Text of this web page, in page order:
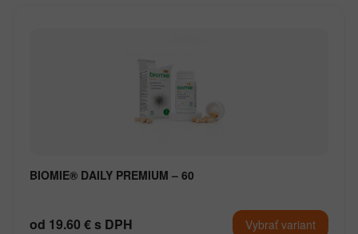
BIOMIE® DAILY PREMIUM – 60
od 19.60 € s DPH Vybrať variant